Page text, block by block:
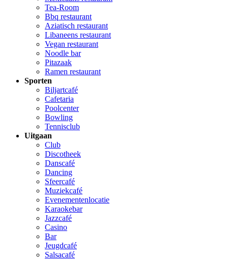
Tea-Room
Bbq restaurant
Aziatisch restaurant
Libaneens restaurant
Vegan restaurant
Noodle bar
Pitazaak
Ramen restaurant
Sporten
Biljartcafé
Cafetaria
Poolcenter
Bowling
Tennisclub
Uitgaan
Club
Discotheek
Danscafé
Dancing
Sfeercafé
Muziekcafé
Evenementenlocatie
Karaokebar
Jazzcafé
Casino
Bar
Jeugdcafé
Salsacafé